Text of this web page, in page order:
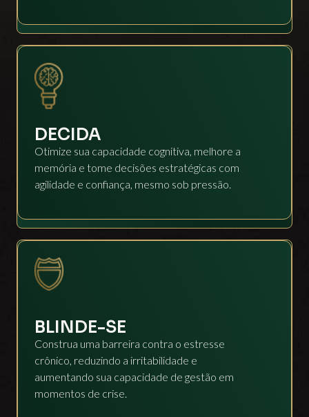
DECIDA
Otimize sua capacidade cognitiva, melhore a
memória e tome decisões estratégicas com
agilidade e confiança, mesmo sob pressão.
BLINDE-SE
Construa uma barreira contra o estresse
crônico, reduzindo a irritabilidade e
aumentando sua capacidade de gestão em
momentos de crise.